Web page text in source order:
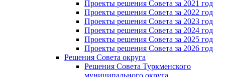
Проекты решения Совета за 2021 год
Проекты решения Совета за 2022 год
Проекты решения Cовета за 2023 год
Проекты решения Совета за 2024 год
Проекты решения Совета за 2025 год
Проекты решения Совета за 2026 год
Решения Совета округа
Решения Совета Туркменского
муниципального округа